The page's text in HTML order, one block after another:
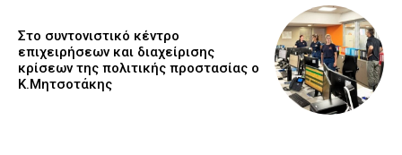
Στο συντονιστικό κέντρο
επιχειρήσεων και διαχείρισης
κρίσεων της πολιτικής προστασίας ο
Κ.Μητσοτάκης